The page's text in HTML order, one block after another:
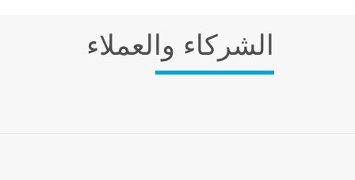
الشركاء والعملاء